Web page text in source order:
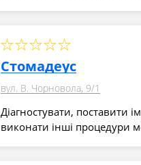
Стомадеус
вул. В. Чорновола, 9/1
Діагностувати, поставити
виконати інші процедури